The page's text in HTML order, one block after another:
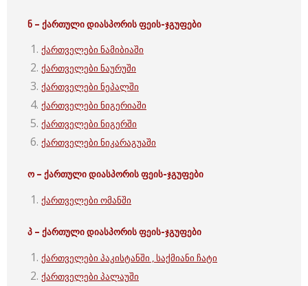
ნ – ქართულიდიასპორის ფეის-ჯგუფები
ქართველები ნამიბიაში
ქართველები ნაურუში
ქართველები ნეპალში
ქართველები ნიგერიაში
ქართველები ნიგერში
ქართველები ნიკარაგუაში
ო – ქართულიდიასპორის ფეის-ჯგუფები
ქართველები ომანში
პ – ქართულიდიასპორის ფეის-ჯგუფები
ქართველები პაკისტანში , საქმიანი ჩატი
ქართველები პალაუში